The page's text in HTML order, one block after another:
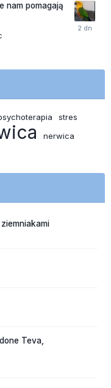
nam pomagają
stres
nerwica
Teva,